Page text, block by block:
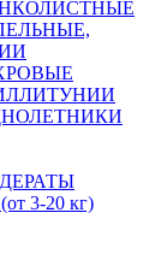
3-20 кг)